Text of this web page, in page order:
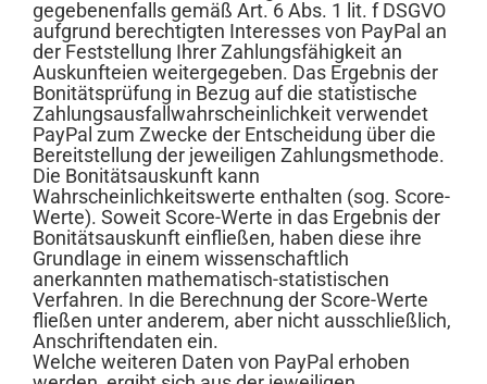
gegebenenfalls gemäß Art. 6 Abs. 1 lit. f DSGVO
aufgrund berechtigten Interesses von PayPal an
der Feststellung Ihrer Zahlungsfähigkeit an
Auskunfteien weitergegeben. Das Ergebnis der
Bonitätsprüfung in Bezug auf die statistische
Zahlungsausfallwahrscheinlichkeit verwendet
PayPal zum Zwecke der Entscheidung über die
Bereitstellung der jeweiligen Zahlungsmethode.
Die Bonitätsauskunft kann
Wahrscheinlichkeitswerte enthalten (sog. Score-
Werte). Soweit Score-Werte in das Ergebnis der
Bonitätsauskunft einfließen, haben diese ihre
Grundlage in einem wissenschaftlich
anerkannten mathematisch-statistischen
Verfahren. In die Berechnung der Score-Werte
fließen unter anderem, aber nicht ausschließlich,
Anschriftendaten ein.
Welche weiteren Daten von PayPal erhoben